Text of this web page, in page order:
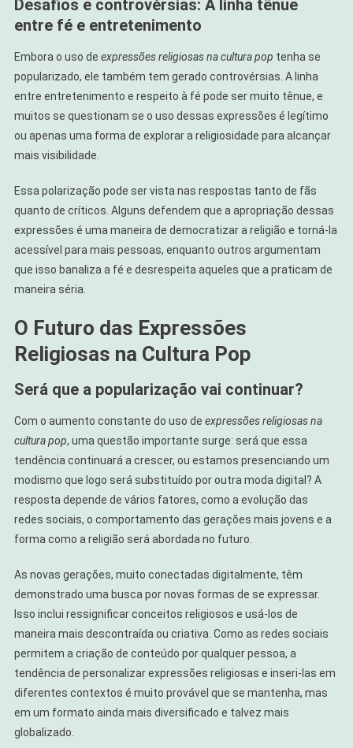
Desafios e controvérsias: A linha tênue
entre fé e entretenimento
Embora o uso de expressões religiosas na cultura pop tenha se
popularizado, ele também tem gerado controvérsias. A linha
entre entretenimento e respeito à fé pode ser muito tênue, e
muitos se questionam se o uso dessas expressões é legítimo
ou apenas uma forma de explorar a religiosidade para alcançar
mais visibilidade.
Essa polarização pode ser vista nas respostas tanto de fãs
quanto de críticos. Alguns defendem que a apropriação dessas
expressões é uma maneira de democratizar a religião e torná-la
acessível para mais pessoas, enquanto outros argumentam
que isso banaliza a fé e desrespeita aqueles que a praticam de
maneira séria.
O Futuro das Expressões
Religiosas na Cultura Pop
Será que a popularização vai continuar?
Com o aumento constante do uso de expressões religiosas na
cultura pop, uma questão importante surge: será que essa
tendência continuará a crescer, ou estamos presenciando um
modismo que logo será substituído por outra moda digital? A
resposta depende de vários fatores, como a evolução das
redes sociais, o comportamento das gerações mais jovens e a
forma como a religião será abordada no futuro.
As novas gerações, muito conectadas digitalmente, têm
demonstrado uma busca por novas formas de se expressar.
Isso inclui ressignificar conceitos religiosos e usá-los de
maneira mais descontraída ou criativa. Como as redes sociais
permitem a criação de conteúdo por qualquer pessoa, a
tendência de personalizar expressões religiosas e inseri-las em
diferentes contextos é muito provável que se mantenha, mas
em um formato ainda mais diversificado e talvez mais
globalizado.